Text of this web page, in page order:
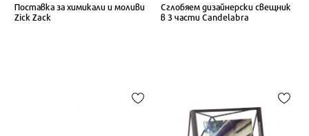
Поставка за химикали и моливи
Zick Zack
Сглобяем дизайнерски свещник
в 3 части Candelabra